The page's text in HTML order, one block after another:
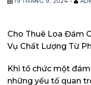
Cho Thuê Loa Đám
Vụ Chất Lượng Từ
Khi tổ chức một
những yếu tố quan